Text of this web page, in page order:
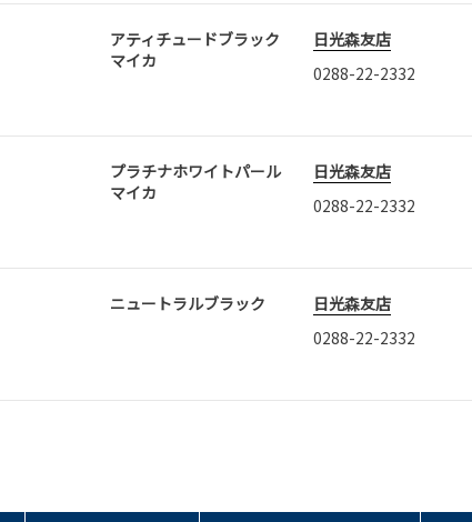
アティチュードブラック
マイカ
日光森友店
0288-22-2332
プラチナホワイトパール
マイカ
日光森友店
0288-22-2332
ニュートラルブラック
日光森友店
0288-22-2332